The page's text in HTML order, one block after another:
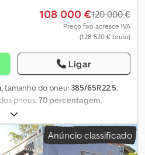
108 000 €120 000 €
Preço fixo acresce IVA
(128 520 € bruto)
Ligar
, tamanho do pneu: 385/65R22.5,
pneus:70 percentagem,
385/65R22.5 | 70%
, velocidade máxima:90 km/h,
de ar comprimido , Pneus
(traseiros): 385/65R22.5, Marchas
Anúncio classificado